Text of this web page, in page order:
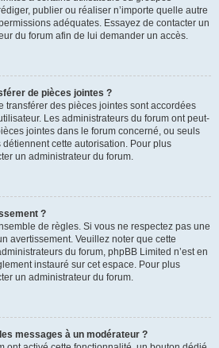
publier ou réaliser n’importe quelle autre
adéquates. Essayez de contacter un
du forum afin de lui demander un accès.
de pièces jointes ?
transférer des pièces jointes sont accordées
Les administrateurs du forum ont peut-
jointes dans le forum concerné, ou seuls
cette autorisation. Pour plus
un administrateur du forum.
?
de règles. Si vous ne respectez pas une
avertissement. Veuillez noter que cette
du forum, phpBB Limited n’est en
instauré sur cet espace. Pour plus
un administrateur du forum.
messages à un modérateur ?